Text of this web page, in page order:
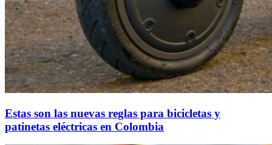
Estas son las nuevas reglas para bicicletas y
patinetas eléctricas en Colombia